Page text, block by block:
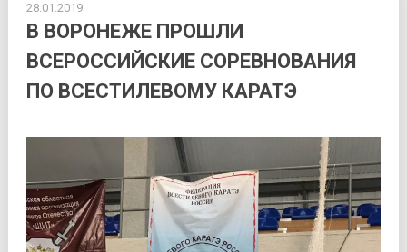
28.01.2019
В ВОРОНЕЖЕ ПРОШЛИ
ВСЕРОССИЙСКИЕ СОРЕВНОВАНИЯ
ПО ВСЕСТИЛЕВОМУ КАРАТЭ